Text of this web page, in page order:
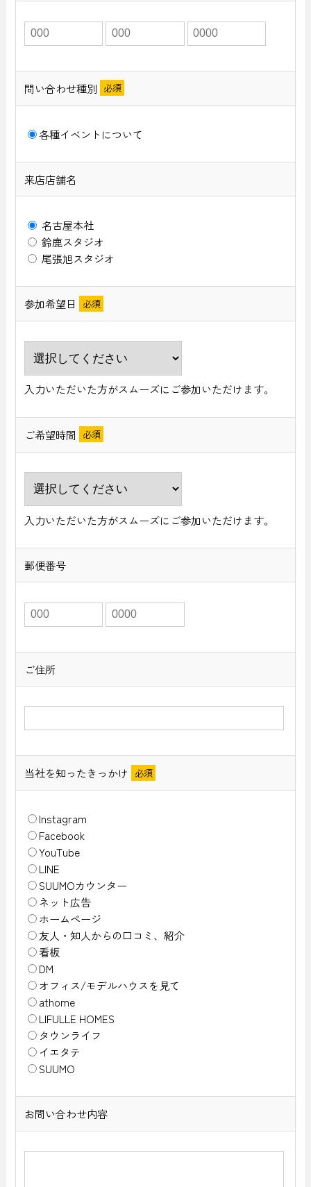
問い合わせ種別
各種イベントについて
来店店舗名
名古屋本社
鈴鹿スタジオ
尾張旭スタジオ
参加希望日
入力いただいた方がスムーズにご参加いただけます。
ご希望時間
入力いただいた方がスムーズにご参加いただけます。
郵便番号
ご住所
当社を知ったきっかけ
Instagram
Facebook
YouTube
LINE
SUUMOカウンター
ネット広告
ホームページ
友人・知人からの口コミ、紹介
看板
DM
オフィス/モデルハウスを見て
athome
LIFULLE HOMES
タウンライフ
イエタテ
SUUMO
お問い合わせ内容